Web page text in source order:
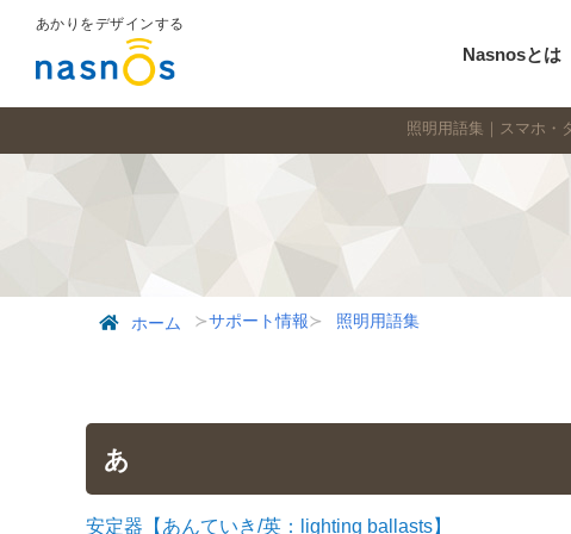
あかりをデザインする
Nasnosとは
照明用語集｜スマホ・
ホーム サポート情報 照明用語集
あ
安定器【あんていき/英：lighting ballasts】